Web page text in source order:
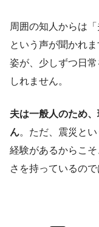
周囲の知人からは
という声が聞かれ
姿が、少しずつ日
しれません。
夫は一般人のため
ん。ただ、震災と
経験があるからこ
さを持っているので